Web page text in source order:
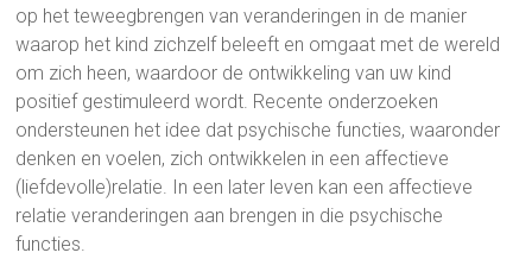
op het teweegbrengen van veranderingen in de manier
waarop het kind zichzelf beleeft en omgaat met de wereld
om zich heen, waardoor de ontwikkeling van uw kind
positief gestimuleerd wordt. Recente onderzoeken
ondersteunen het idee dat psychische functies, waaronder
denken en voelen, zich ontwikkelen in een affectieve
(liefdevolle)relatie. In een later leven kan een affectieve
relatie veranderingen aan brengen in die psychische
functies.